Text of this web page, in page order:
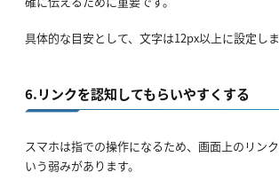
具体的な目安として、文字は12px以上に設定しま
6.リンクを認知してもらいやすくする
スマホは指での操作になるため、画面上のリン
いう弱みがあります。